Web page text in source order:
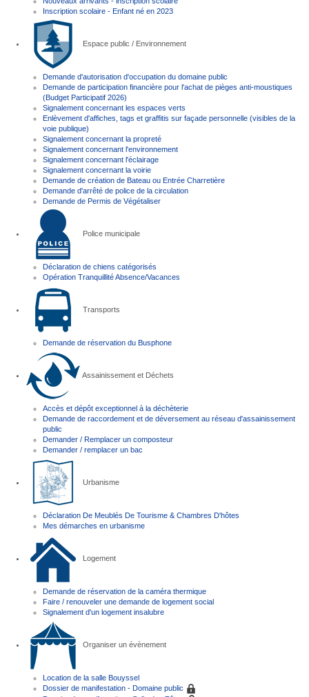
Inscription scolaire - Enfant né en 2023
Espace public / Environnement
Demande d'autorisation d'occupation du domaine public
Demande de participation financière pour l'achat de pièges anti-moustiques
(Budget Participatif 2026)
Signalement concernant les espaces verts
Enlèvement d'affiches, tags et graffitis sur façade personnelle (visibles de la
voie publique)
Signalement concernant la propreté
Signalement concernant l'environnement
Signalement concernant l'éclairage
Signalement concernant la voirie
Demande de création de Bateau ou Entrée Charretière
Demande d'arrêté de police de la circulation
Demande de Permis de Végétaliser
Police municipale
Déclaration de chiens catégorisés
Opération Tranquillité Absence/Vacances
Transports
Demande de réservation du Busphone
Assainissement et Déchets
Accès et dépôt exceptionnel à la déchèterie
Demande de raccordement et de déversement au réseau d'assainissement
public
Demander / Remplacer un composteur
Demander / remplacer un bac
Urbanisme
Déclaration De Meublés De Tourisme & Chambres D'hôtes
Mes démarches en urbanisme
Logement
Demande de réservation de la caméra thermique
Faire / renouveler une demande de logement social
Signalement d'un logement insalubre
Organiser un évènement
Location de la salle Bouyssel
Dossier de manifestation - Domaine public